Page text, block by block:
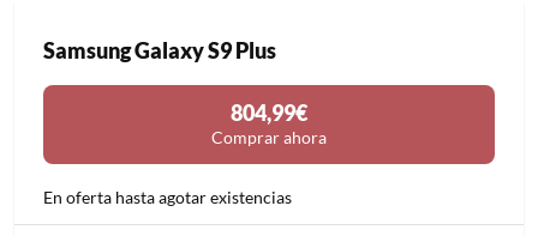
Samsung Galaxy S9 Plus
804,99€
Comprar ahora
En oferta hasta agotar existencias